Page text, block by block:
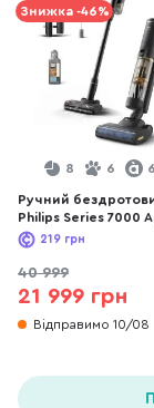
Знижка -46%
8 6 6
Ручний
Philips Series 7000
(XW7264/11)
219 грн
40 999
21 999 грн
Відправимо 10/08